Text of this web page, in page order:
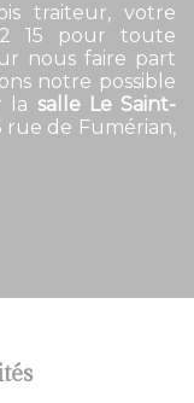
traiteur, votre
15 pour toute
nous faire part
notre possible
la salle Le Saint-
rue de Fumérian,